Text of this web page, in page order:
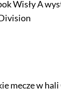
Wisły A
mecze w